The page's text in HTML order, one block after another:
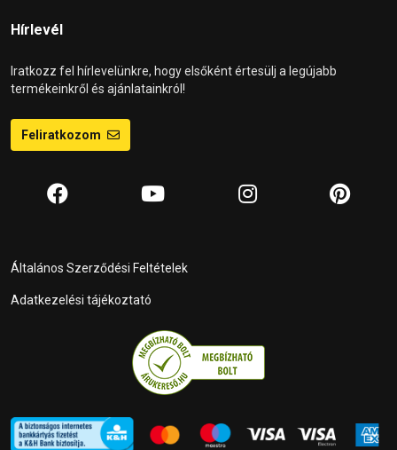
Hírlevél
Iratkozz fel hírlevelünkre, hogy elsőként értesülj a legújabb
termékeinkről és ajánlatainkról!
Feliratkozom
Általános Szerződési Feltételek
Adatkezelési tájékoztató